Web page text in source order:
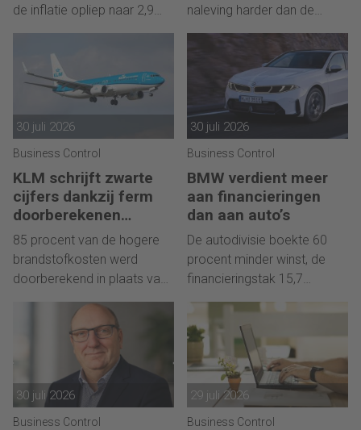
de inflatie opliep naar 2,9
procent.
naleving harder dan de
arbeidsproductiviteit.
30 juli 2026
Business Control
KLM schrijft zwarte
cijfers dankzij ferm
doorberekenen
hogere kosten
85 procent van de hogere
brandstofkosten werd
doorberekend in plaats van
de geraamde 60 procent.
30 juli 2026
Business Control
BMW verdient meer
aan financieringen
dan aan auto’s
De autodivisie boekte 60
procent minder winst, de
financieringstak 15,7
procent meer.
30 juli 2026
Business Control
29 juli 2026
Business Control